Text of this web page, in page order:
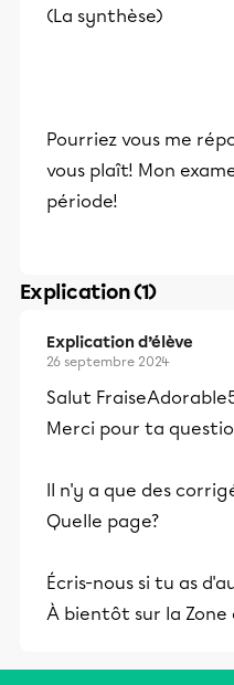
(La synthèse)
Pourriez vous me
vous plaît! Mon
période!
Explication (1)
Explication d’élève
26 septembre 2024
Salut
Merci pour ta
Il n'y a que des
Quelle page?
Écris-nous si tu as
À bientôt sur la Zone